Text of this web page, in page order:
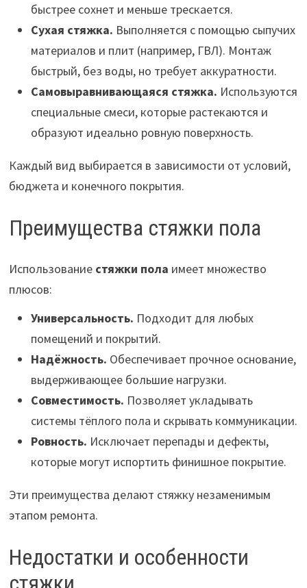
быстрее сохнет и меньше трескается.
Сухая стяжка. Выполняется с помощью сыпучих
материалов и плит (например, ГВЛ). Монтаж
быстрый, без воды, но требует аккуратности.
Самовыравнивающаяся стяжка. Используются
специальные смеси, которые растекаются и
образуют идеально ровную поверхность.
Каждый вид выбирается в зависимости от условий,
бюджета и конечного покрытия.
Преимущества стяжки пола
Использование стяжки пола имеет множество
плюсов:
Универсальность. Подходит для любых
помещений и покрытий.
Надёжность. Обеспечивает прочное основание,
выдерживающее большие нагрузки.
Совместимость. Позволяет укладывать
системы тёплого пола и скрывать коммуникации.
Ровность. Исключает перепады и дефекты,
которые могут испортить финишное покрытие.
Эти преимущества делают стяжку незаменимым
этапом ремонта.
Недостатки и особенности